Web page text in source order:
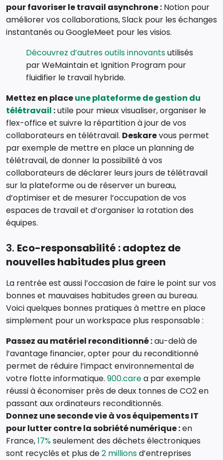
pour favoriser le travail asynchrone : Notion pour
améliorer vos collaborations, Slack pour les échanges
instantanés ou GoogleMeet pour les visios.
Découvrez d’autres outils innovantsutilisés
par WeMaintain et Ignition Program pour
fluidifier le travail hybride.
Mettez en placeune plateforme de gestion du
télétravail :utile pour mieux visualiser, organiser le
flex-office et suivre la répartition à jour de vos
collaborateurs en télétravail. Deskarevous permet
par exemple de mettre en place un planning de
télétravail, de donner la possibilité à vos
collaborateurs de déclarer leurs jours de télétravail
sur la plateforme ou de réserver un bureau,
d’optimiser et de mesurer l’occupation de vos
espaces de travail et d’organiser la rotation des
équipes.
3. Eco-responsabilité : adoptez de
nouvelles habitudes plus green
La rentrée est aussi l’occasion de faire le point sur vos
bonnes et mauvaises habitudes green au bureau.
Voici quelques bonnes pratiques à mettre en place
simplement pour un workspace plus responsable :
Passez au matériel reconditionné :au-delà de
l’avantage financier, opter pour du reconditionné
permet de réduire l’impact environnemental de
votre flotte informatique. 900.carea par exemple
réussi à économiser près de deux tonnes de CO2 en
passant aux ordinateurs reconditionnés.
Donnez une seconde vie à vos équipements IT
pour lutter contre la sobriété numérique :en
France,17%seulement des déchets électroniques
sont recyclés et plus de2 millionsd’entreprises